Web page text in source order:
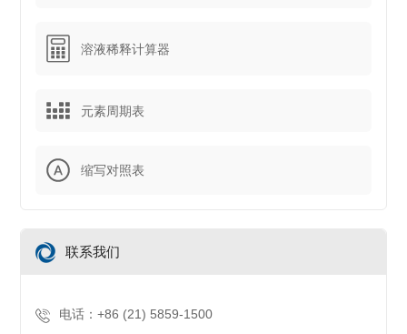
溶液稀释计算器
元素周期表
缩写对照表
联系我们
电话：+86 (21) 5859-1500